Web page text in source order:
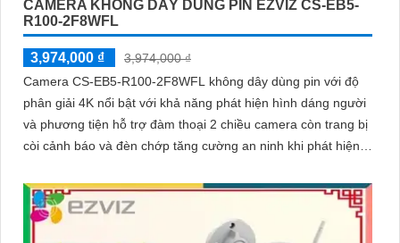
CAMERA KHÔNG DÂY DÙNG PIN EZVIZ CS-EB5-
R100-2F8WFL
3,974,000 ₫
3,974,000 ₫
Camera CS-EB5-R100-2F8WFL không dây dùng pin với độ
phân giải 4K nổi bật với khả năng phát hiện hình dáng người
và phương tiện hỗ trợ đàm thoại 2 chiều camera còn trang bị
còi cảnh báo và đèn chớp tăng cường an ninh khi phát hiện
pin sạc đạt chuẩn IP65 chống nước và bụi giúp hoạt động
bền bỉ trong mọi điều kiện thời tiết.